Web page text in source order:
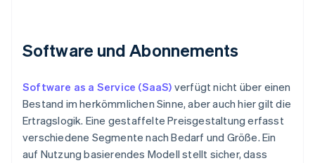
Software und Abonnements
Software as a Service (SaaS) verfügt nicht über einen
Bestand im herkömmlichen Sinne, aber auch hier gilt die
Ertragslogik. Eine gestaffelte Preisgestaltung erfasst
verschiedene Segmente nach Bedarf und Größe. Ein
auf Nutzung basierendes Modell stellt sicher, dass